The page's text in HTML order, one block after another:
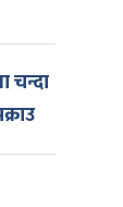
चन्दा